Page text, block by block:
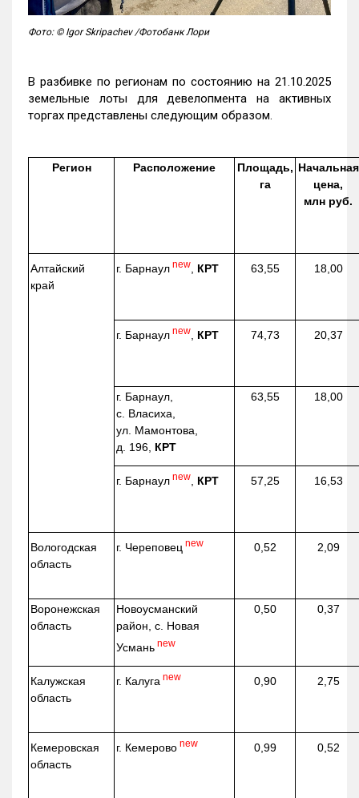
Фото: © Igor Skripachev /Фотобанк Лори
В разбивке по регионам по состоянию на 21.10.2025
земельные лоты для девелопмента на активных
торгах представлены следующим образом.
Регион Расположение
Площадь,
га
Начальная
цена,
млн руб.
Алтайский
край
г. Барнаул new КРТ 63,55 18,00
г. Барнаул new КРТ 74,73 20,37
г. Барнаул,
с. Власиха,
ул. Мамонтова,
д. 196, КРТ
63,55 18,00
г. Барнаул new КРТ 57,25 16,53
Вологодская
область
г. Череповец new 0,52 2,09
Воронежская
область
Новоусманский
район, с. Новая
Усмань new
0,50 0,37
Калужская
область
г. Калуга new 0,90 2,75
Кемеровская
область
г. Кемерово new 0,99 0,52